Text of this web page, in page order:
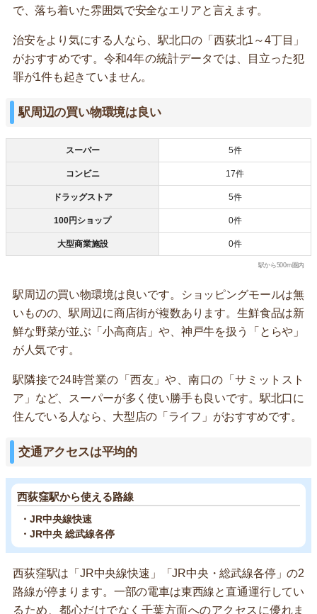
で、落ち着いた雰囲気で安全なエリアと言えます。
治安をより気にする人なら、駅北口の「西荻北1～4丁目」
がおすすめです。令和4年の統計データでは、目立った犯
罪が1件も起きていません。
駅周辺の買い物環境は良い
スーパー 5件
コンビニ 17件
ドラッグストア 5件
100円ショップ 0件
大型商業施設 0件
駅から500m圏内
駅周辺の買い物環境は良いです。ショッピングモールは無
いものの、駅周辺に商店街が複数あります。生鮮食品は新
鮮な野菜が並ぶ「小高商店」や、神戸牛を扱う「とらや」
が人気です。
駅隣接で24時営業の「西友」や、南口の「サミットスト
ア」など、スーパーが多く使い勝手も良いです。駅北口に
住んでいる人なら、大型店の「ライフ」がおすすめです。
交通アクセスは平均的
西荻窪駅から使える路線
・JR中央線快速
・JR中央 総武線各停
西荻窪駅は「JR中央線快速」「JR中央・総武線各停」の2
路線が停まります。一部の電車は東西線と直通運行してい
るため、都心だけでなく千葉方面へのアクセスに優れま